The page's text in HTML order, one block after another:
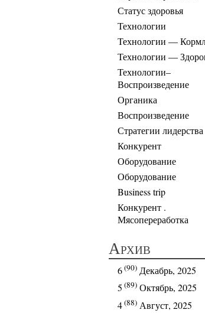
Статус здоровья
Технологии
Технологии —
Технологии —
Технологии–
Воспроизведение
Органика
Воспроизведение
Стратегии лидерства
Конкурент
Оборудование
Оборудование
Business trip
Конкурент .
Мясопереработка
Архив
6(90) Декабрь, 2025
5 (89) Октябрь, 2025
4(88) Август, 2025